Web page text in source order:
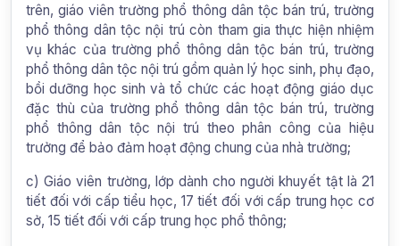
trên, giáo viên trường phổ thông dân tộc bán trú, trường
phổ thông dân tộc nội trú còn tham gia thực hiện nhiệm
vụ khác của trường phổ thông dân tộc bán trú, trường
phổ thông dân tộc nội trú gồm quản lý học sinh, phụ đạo,
bồi dưỡng học sinh và tổ chức các hoạt động giáo dục
đặc thù của trường phổ thông dân tộc bán trú, trường
phổ thông dân tộc nội trú theo phân công của hiệu
trưởng để bảo đảm hoạt động chung của nhà trường;
c) Giáo viên trường, lớp dành cho người khuyết tật là 21
tiết đối với cấp tiểu học, 17 tiết đối với cấp trung học cơ
sở, 15 tiết đối với cấp trung học phổ thông;